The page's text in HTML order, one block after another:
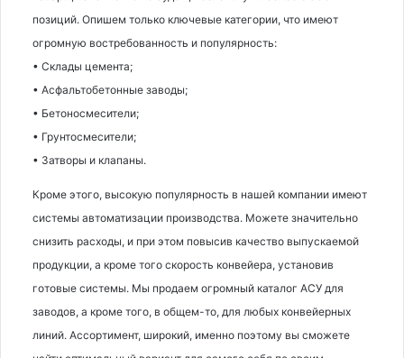
позиций. Опишем только ключевые категории, что имеют
огромную востребованность и популярность:
• Склады цемента;
• Асфальтобетонные заводы;
• Бетоносмесители;
• Грунтосмесители;
• Затворы и клапаны.
Кроме этого, высокую популярность в нашей компании имеют
системы автоматизации производства. Можете значительно
снизить расходы, и при этом повысив качество выпускаемой
продукции, а кроме того скорость конвейера, установив
готовые системы. Мы продаем огромный каталог АСУ для
заводов, а кроме того, в общем-то, для любых конвейерных
линий. Ассортимент, широкий, именно поэтому вы сможете